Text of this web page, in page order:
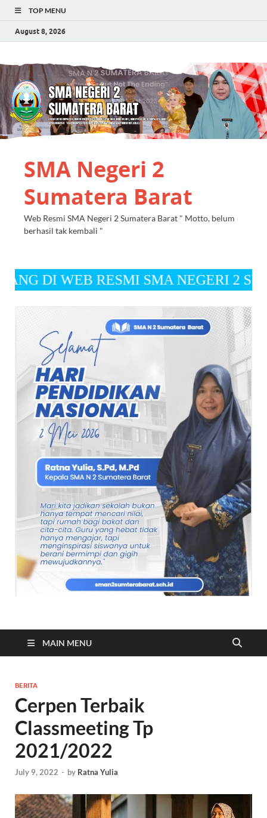
TOP MENU
August 8, 2026
SMA Negeri 2
Sumatera Barat
Web Resmi SMA Negeri 2 Sumatera Barat " Motto, belum
berhasil tak kembali "
WEB RESMI SMA NEGERI 2
MAIN MENU
BERITA
Cerpen Terbaik
Classmeeting Tp
2021/2022
July 9, 2022 - by Ratna Yulia